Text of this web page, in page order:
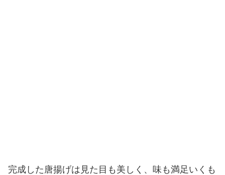
完成した唐揚げは見た目も美しく、味も満足いくも